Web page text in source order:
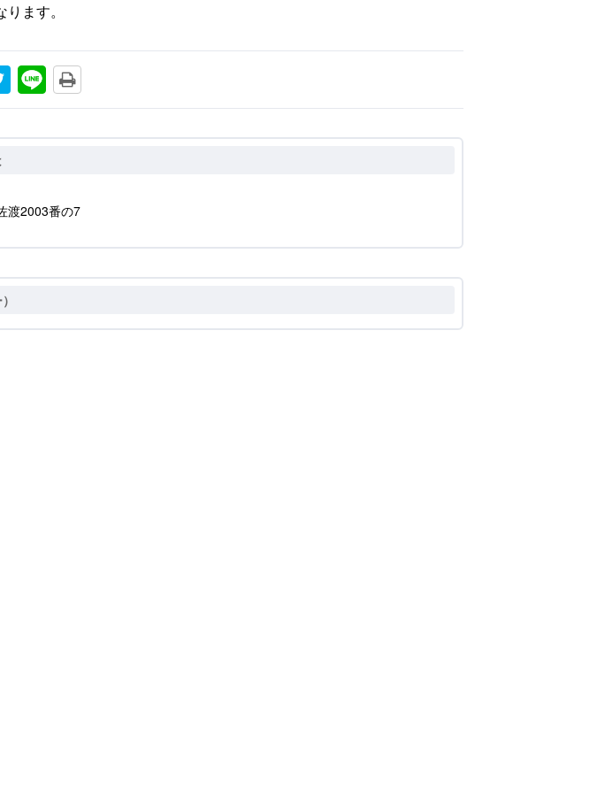
ます。
渡2003番の7